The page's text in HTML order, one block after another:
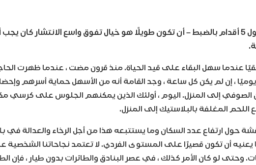
من وجهة نظري – بطول 5 أقدام بالضبط – أن تكون طويلًا هو خيال تفوق واسع الانتشار كان
عندما سهل البقاء على قيد الحياة. منذ قرون مضت ، عندما ظهرت
، إن لم يكن كل ساعة ، وجد القامة أنه من الأسهل حماية أسرهم
الصوفي إلى المنزل. اليوم ، أولئك الذين يمكنهم الجلوس على كرسي
المغلفة بالبلاستيك إلى المنزل.
حول ارتفاع عدد السكان وما يستتبعه هذا من أجل الرخاء والعدالة في
أن تكون قصيرًا على المستوى الفردي. لا تعتمد نجاحاتنا الشخصية
وحتى لو كان الأمر كذلك ، في عصر البنادق والطائرات بدون طيار ، فإن